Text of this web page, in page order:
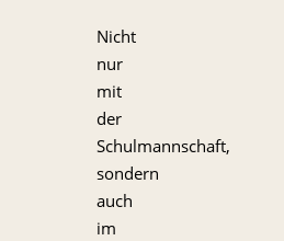
Nicht
nur
mit
der
Schulmannschaft,
sondern
auch
im